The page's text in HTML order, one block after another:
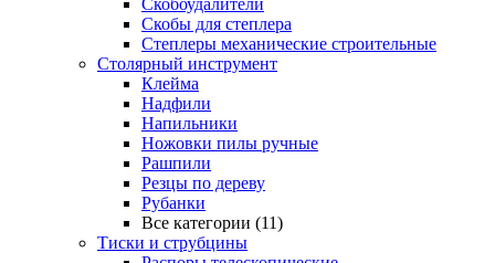
Скобоудалители
Скобы для степлера
Степлеры механические строительные
Столярный инструмент
Клейма
Надфили
Напильники
Ножовки пилы ручные
Рашпили
Резцы по дереву
Рубанки
Все категории (11)
Тиски и струбцины